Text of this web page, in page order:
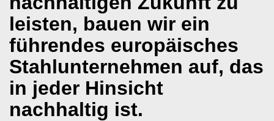
leisten, bauen wir ein
führendes europäisches
Stahlunternehmen auf, das
in jeder Hinsicht
nachhaltig ist.